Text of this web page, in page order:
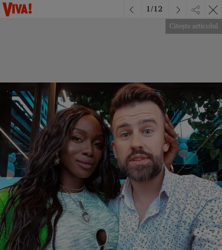
Citește articolul
1/12